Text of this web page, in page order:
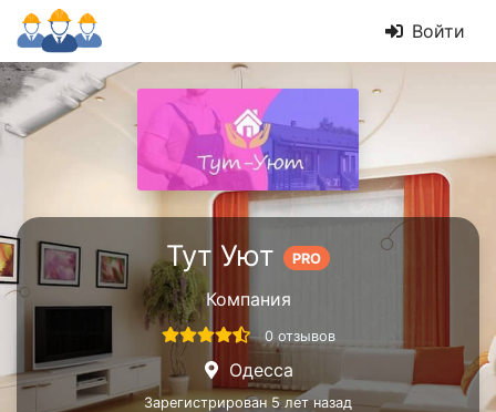
Войти
Тут Уют PRO
Компания
0 отзывов
Одесса
Зарегистрирован 5 лет назад